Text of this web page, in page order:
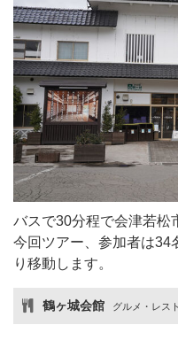
バスで30分程で会津若松
今回ツアー、参加者は34
り移動します。
鶴ヶ城会館 グルメ・レス